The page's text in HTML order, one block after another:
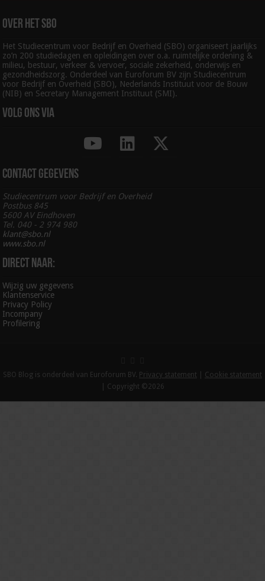
Over het SBO
Het Studiecentrum voor Bedrijf en Overheid (SBO) organiseert jaarlijks
zo’n 200 studiedagen en opleidingen over o.a. ruimtelijke ordening &
milieu, bestuur, verkeer & vervoer, sociale zekerheid, onderwijs en
gezondheidszorg. Onderdeel van Euroforum BV zijn Studiecentrum
voor Bedrijf en Overheid (SBO), Nederlands Instituut voor de Bouw
(NIB) en Secretary Management Instituut (SMI).
Volg ons via
Contact gegevens
Studiecentrum voor Bedrijf en Overheid
Postbus 845
5600 AV Eindhoven
Tel. 040 - 2 974 980
klant@sbo.nl
www.sbo.nl
Direct naar:
Wijzig uw gegevens
Klantenservice
Privacy Policy
Incompany
Profilering
SBO Blog is onderdeel van Euroforum BV. Privacy statement
Cookie statement
| Copyright ©2026